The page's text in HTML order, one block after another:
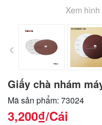
Xem
‹
Giấy chà nhám
Mã sản phẩm: 73024
3,200₫/Cái